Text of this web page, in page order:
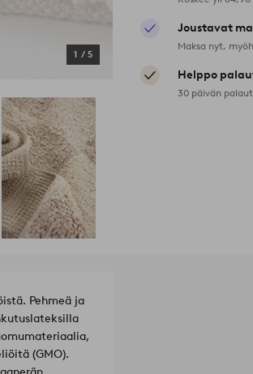
1 / 5
Joustavat
Maksa nyt,
Helppo
30 päivän
Pehmeä ja
(GMO).